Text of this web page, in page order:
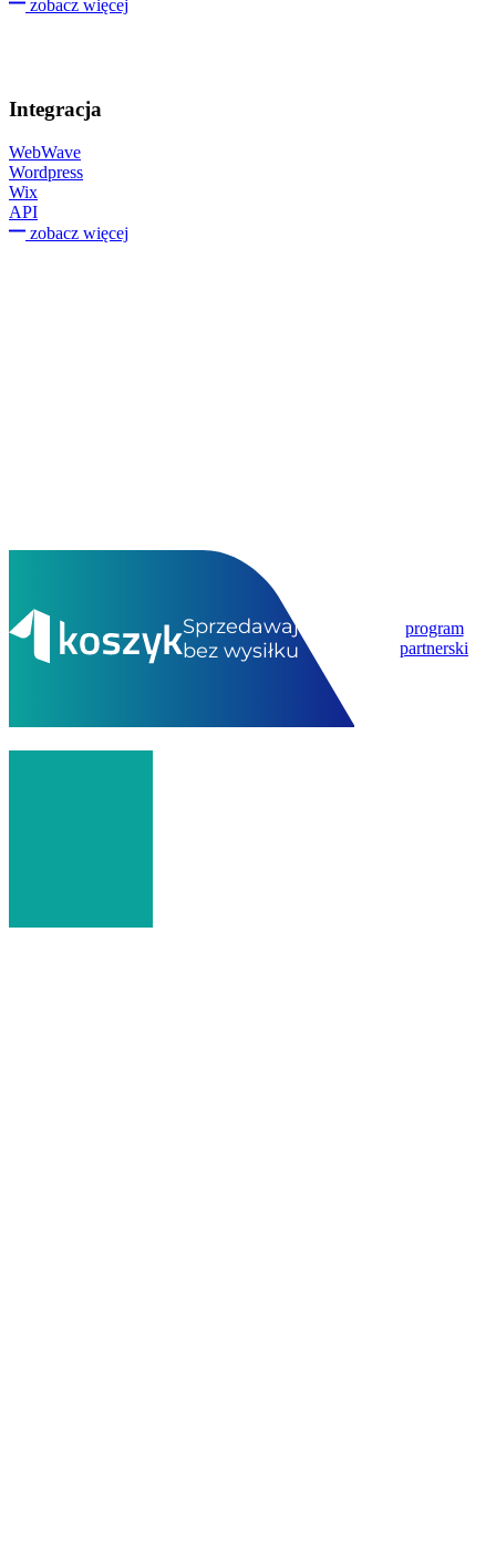
zobacz więcej
Integracja
WebWave
Wordpress
Wix
API
zobacz więcej
Sprzedawaj
bez wysiłku
program
partnerski